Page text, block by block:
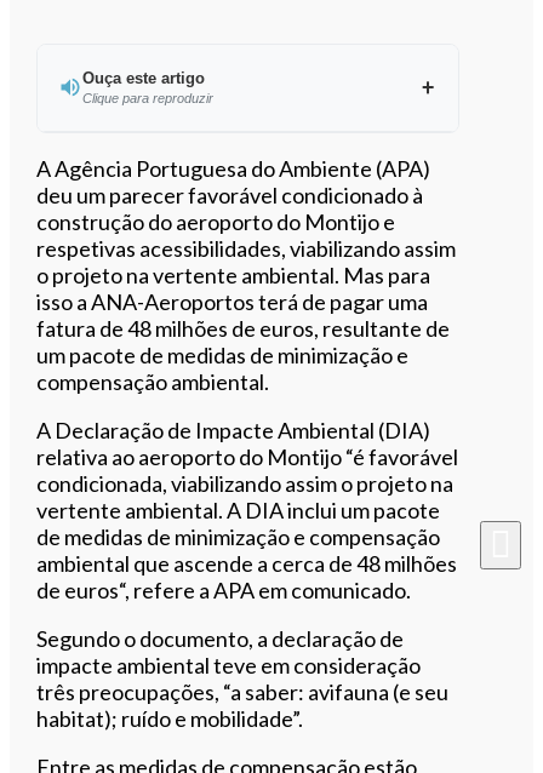
Ouça este artigo
Clique para reproduzir
Ouvir este artigo
A Agência Portuguesa do Ambiente (APA)
deu um parecer favorável condicionado à
construção do aeroporto do Montijo e
respetivas acessibilidades, viabilizando assim
o projeto na vertente ambiental. Mas para
isso a ANA-Aeroportos terá de pagar uma
fatura de 48 milhões de euros, resultante de
um pacote de medidas de minimização e
compensação ambiental.
A Declaração de Impacte Ambiental (DIA)
relativa ao aeroporto do Montijo“é favorável
condicionada, viabilizando assim oprojetona
vertente ambiental. A DIA inclui umpacote
de medidas de minimização e compensação
ambiental que ascende a cerca de 48 milhões
de euros“, refere aAPAem comunicado.
Segundo o documento, a declaração de
impacte ambiental teve em consideração
três preocupações, “a saber: avifauna (e seu
habitat); ruído e mobilidade”.
Entre as medidas de compensação estão